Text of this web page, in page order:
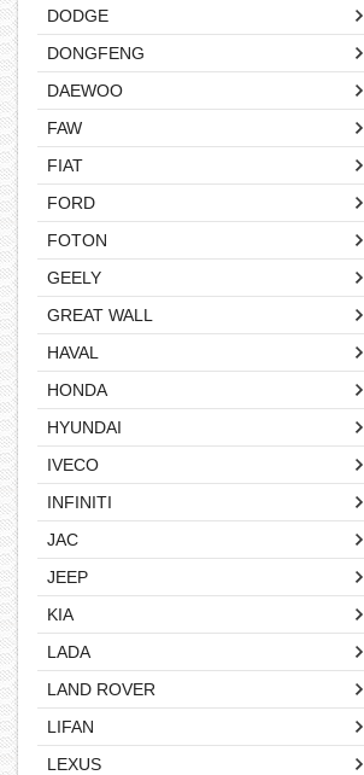
DODGE
DONGFENG
DAEWOO
FAW
FIAT
FORD
FOTON
GEELY
GREAT WALL
HAVAL
HONDA
HYUNDAI
IVECO
INFINITI
JAC
JEEP
KIA
LADA
LAND ROVER
LIFAN
LEXUS